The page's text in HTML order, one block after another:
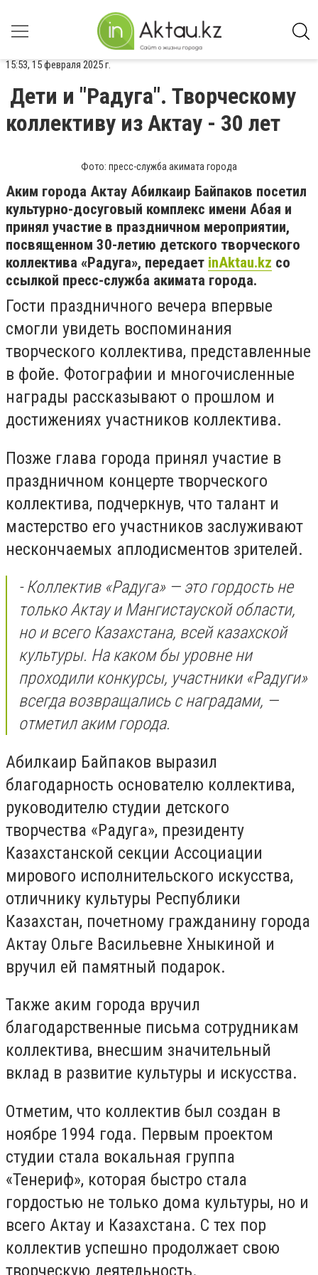
15:53, 15 февраля 2025 г.
Дети и "Радуга". Творческому
коллективу из Актау - 30 лет
Фото: пресс-служба акимата города
Аким города Актау Абилкаир Байпаков посетил
культурно-досуговый комплекс имени Абая и
принял участие в праздничном мероприятии,
посвященном 30-летию детского творческого
коллектива «Радуга», передает inAktau.kz со
ссылкой пресс-служба акимата города.
Гости праздничного вечера впервые
смогли увидеть воспоминания
творческого коллектива, представленные
в фойе. Фотографии и многочисленные
награды рассказывают о прошлом и
достижениях участников коллектива.
Позже глава города принял участие в
праздничном концерте творческого
коллектива, подчеркнув, что талант и
мастерство его участников заслуживают
нескончаемых аплодисментов зрителей.
- Коллектив «Радуга» — это гордость не
только Актау и Мангистауской области,
но и всего Казахстана, всей казахской
культуры. На каком бы уровне ни
проходили конкурсы, участники «Радуги»
всегда возвращались с наградами, —
отметил аким города.
Абилкаир Байпаков выразил
благодарность основателю коллектива,
руководителю студии детского
творчества «Радуга», президенту
Казахстанской секции Ассоциации
мирового исполнительского искусства,
отличнику культуры Республики
Казахстан, почетному гражданину города
Актау Ольге Васильевне Хныкиной и
вручил ей памятный подарок.
Также аким города вручил
благодарственные письма сотрудникам
коллектива, внесшим значительный
вклад в развитие культуры и искусства.
Отметим, что коллектив был создан в
ноябре 1994 года. Первым проектом
студии стала вокальная группа
«Тенериф», которая быстро стала
гордостью не только дома культуры, но и
всего Актау и Казахстана. С тех пор
коллектив успешно продолжает свою
творческую деятельность.